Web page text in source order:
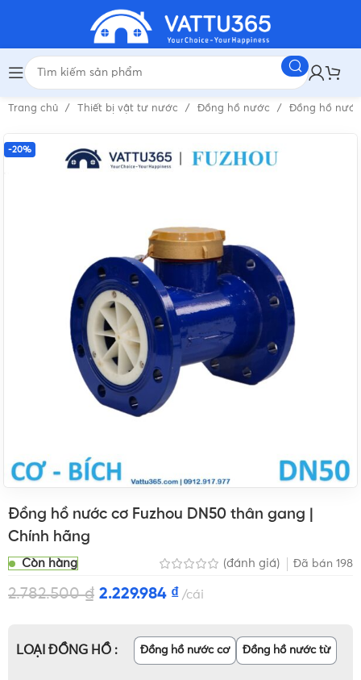
Trang chủ Thiết bị vật tư nước Đồng hồ nước Đồng hồ
-20%
Đồng hồ nước cơ Fuzhou DN50 thân gang |
Chính hãng
Còn hàng (đánh giá) Đã bán 198
2.782.500₫ 2.229.984 ₫ cái
LOẠI ĐỒNG HỒ Đồng hồ nước cơ Đồng hồ nước từ